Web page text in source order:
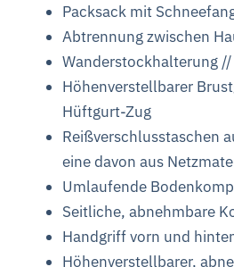
Packsack mit
Abtrennung zwischen
Wanderstockhalterung //
Höhenverstellbarer
Hüftgurt-Zug
Reißverschlusstaschen
eine davon aus
Umlaufende
Seitliche, abnehmbare
Handgriff vorn und
Höhenverstellbarer,